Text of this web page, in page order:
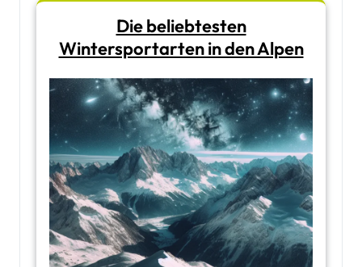
Die beliebtesten
Wintersportarten in den Alpen